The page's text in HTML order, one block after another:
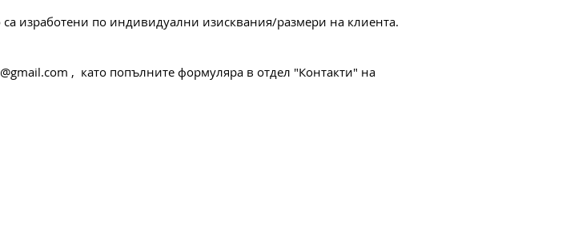
изработени по индивидуални изисквания/размери на клиента.
, като попълните формуляра в отдел "Контакти" на